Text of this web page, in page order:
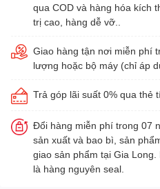
qua COD và hàng hóa kích
trị cao, hàng dễ vỡ..
Giao hàng tận nơi miễn phí
lượng hoặc bộ máy (chỉ áp
Trả góp lãi suất 0% qua thẻ
Đổi hàng miễn phí trong 07
sản xuất và bao bì, sản
giao sản phẩm tại Gia
là hàng nguyên seal.